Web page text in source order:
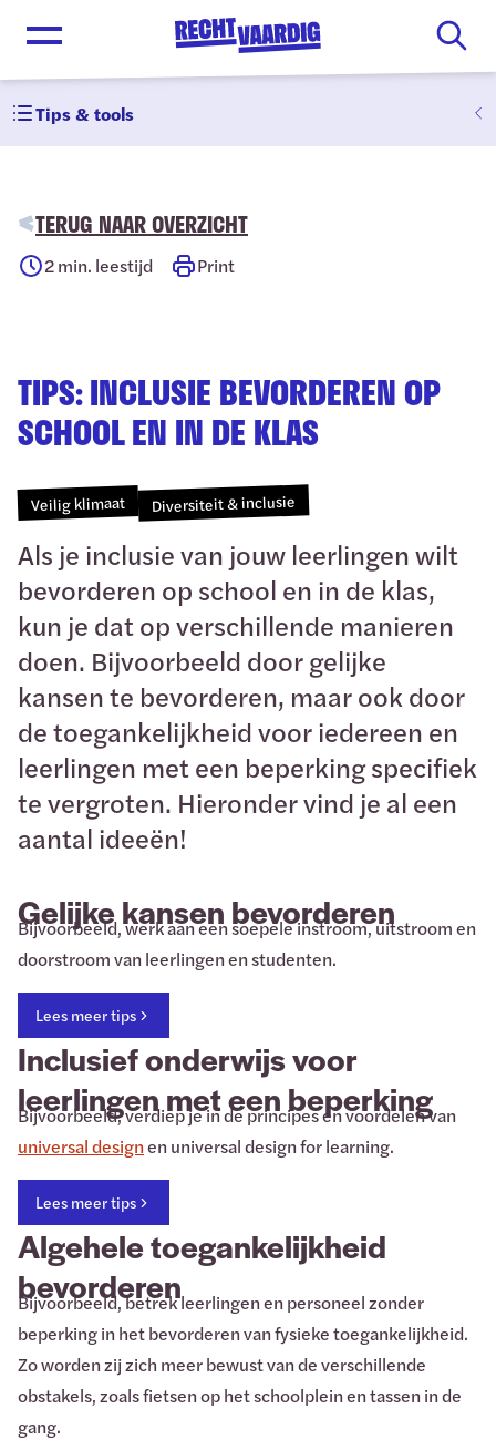
Open menu
TERUG NAAR OVERZICHT
2min. leestijd Print
TIPS: INCLUSIE BEVORDEREN OP
SCHOOL EN IN DE KLAS
Veilig klimaat Diversiteit & inclusie
Als je inclusie van jouw leerlingen wilt
bevorderen op school en in de klas,
kun je dat op verschillende manieren
doen. Bijvoorbeeld door gelijke
kansen te bevorderen, maar ook door
de toegankelijkheid voor iedereen en
leerlingen met een beperking specifiek
te vergroten. Hieronder vind je al een
aantal ideeën!
Gelijke kansen bevorderen
Bijvoorbeeld, werk aan een soepele instroom, uitstroom en
doorstroom van leerlingen en studenten.
Lees meer tips
Inclusief onderwijs voor
leerlingen met een beperking
Bijvoorbeeld, verdiep je in de principes en voordelen van
universal designen universal design for learning.
Lees meer tips
Algehele toegankelijkheid
bevorderen
Bijvoorbeeld, betrek leerlingen en personeel zonder
beperking in het bevorderen van fysieke toegankelijkheid.
Zo worden zij zich meer bewust van de verschillende
obstakels, zoals fietsen op het schoolplein en tassen in de
gang.
Tips & tools